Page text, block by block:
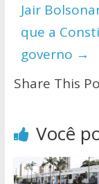
Jair
que a
governo →
Share This
Você